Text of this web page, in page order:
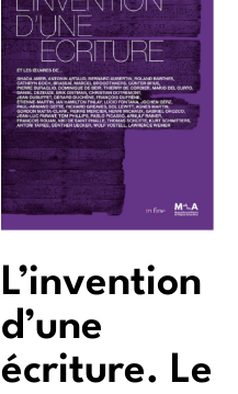
L’invention
d’une
écriture. Le